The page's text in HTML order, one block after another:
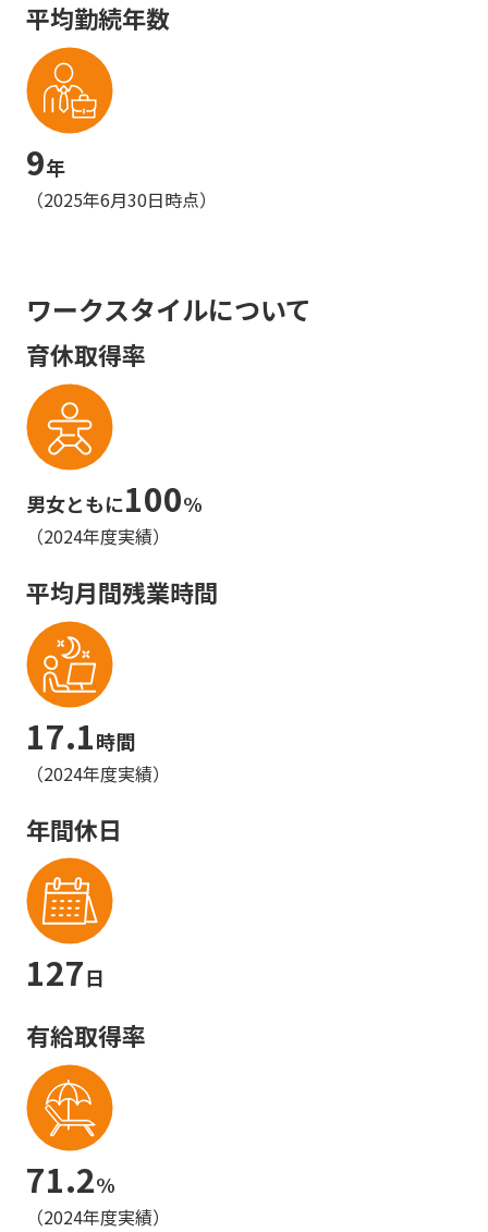
平均勤続年数
9年
（2025年6月30日時点）
ワークスタイルについて
育休取得率
男女ともに100%
（2024年度実績）
平均月間残業時間
17.1時間
（2024年度実績）
年間休日
127日
有給取得率
71.2%
（2024年度実績）